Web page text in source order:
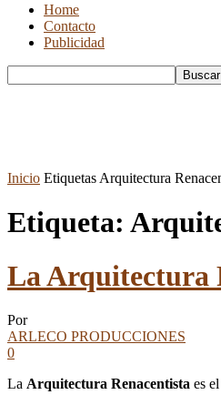
Home
Contacto
Publicidad
Inicio Etiquetas Arquitectura
Etiqueta:
La Arquitectura
Por
ARLECO PRODUCCIONES
0
La Arquitectura Renacentista es